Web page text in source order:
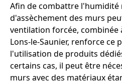
Afin de combattre l'humidité
d'assèchement des murs
ventilation forcée, combinée
Lons-le-Saunier, renforce ce
l'utilisation de produits
certains cas, il peut être
murs avec des matériaux